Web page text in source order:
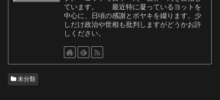
ています。 最近特に凝っているヨットを
中心に、日頃の感謝とボヤキを綴ります。少
しだけ政治や世相も批判しますがどうかお許
しください。
未分類